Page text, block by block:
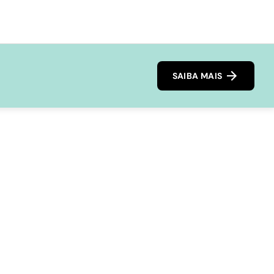
SAIBA MAIS